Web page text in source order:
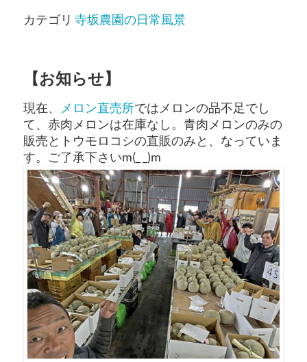
カテゴリ 寺坂農園の日常風景
【お知らせ】
現在、 メロン直売所ではメロンの品不足でし
て、赤肉メロンは在庫なし。青肉メロンのみの
販売とトウモロコシの直販のみと、なっていま
す。ご了承下さいm(_ _)m